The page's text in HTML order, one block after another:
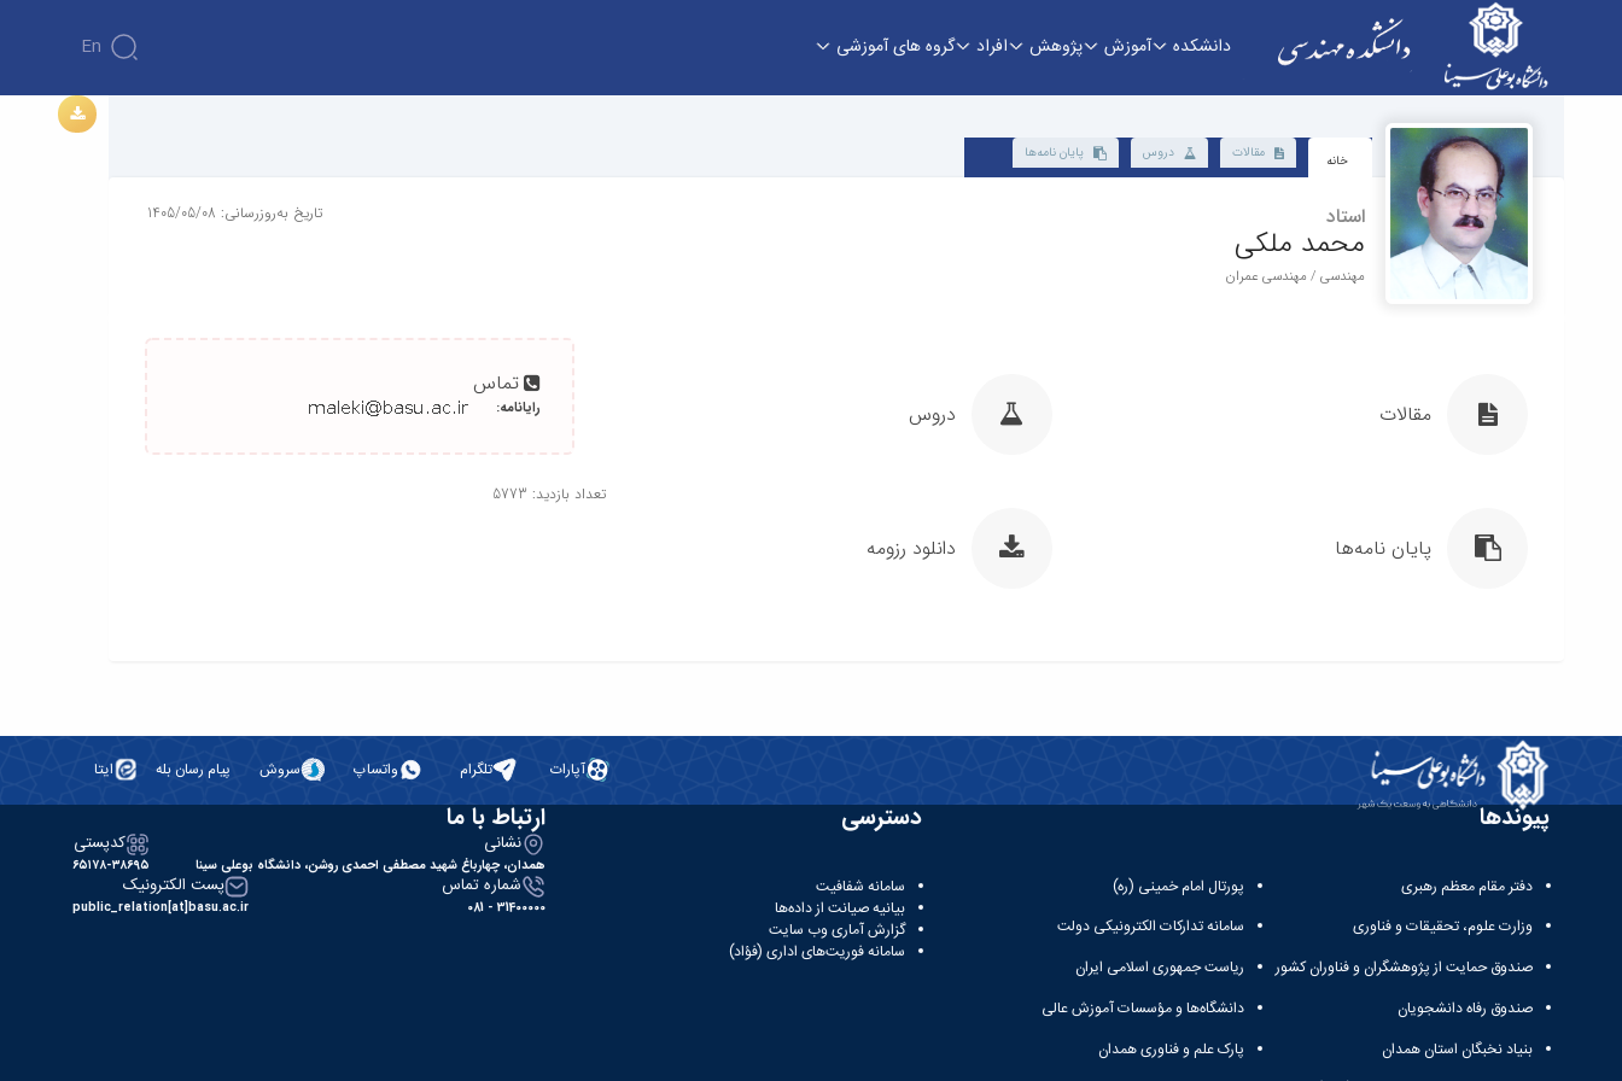
دانشکده آموزش پژوهش افراد گروه های آموزشی En
خانه مقالات دروس پایان نامه‌ها
استاد تاریخ به‌روزرسانی: 1405/05/08
محمد ملکی
مهندسی / مهندسی عمران
تماس
رایانامه:
تعداد بازدید: 5773
مقالات دروس
پایان نامه‌ها دانلود رزومه
آپارات تلگرام واتساپ سروش پیام رسان بله ایتا
پیوندها
دفتر مقام معظم رهبری
وزارت علوم، تحقیقات و فناوری
صندوق حمایت از پژوهشگران و فناوران کشور
صندوق رفاه دانشجویان
بنیاد نخبگان استان همدان
پورتال امام خمینی (ره)
سامانه تدارکات الکترونیکی دولت
ریاست جمهوری اسلامی ایران
دانشگاه‌ها و مؤسسات آموزش عالی
پارک علم و فناوری همدان
دسترسی
سامانه شفافیت
بیانیه صیانت از داده‌ها
گزارش آماری وب‌ سایت
سامانه فوریت‌های اداری (فؤاد)
ارتباط با ما
نشانی
همدان، چهارباغ شهید مصطفی احمدی روشن، دانشگاه بوعلی سینا
کدپستی
۶۵۱۷۸-۳۸۶۹۵
شماره تماس
31400000 - 081
پست الکترونیک
public_relation[at]basu.ac.ir